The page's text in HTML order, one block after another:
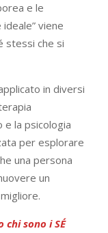
e le
viene
stessi che si
in diversi
e la psicologia
per esplorare
una persona
un
sono i SÉ